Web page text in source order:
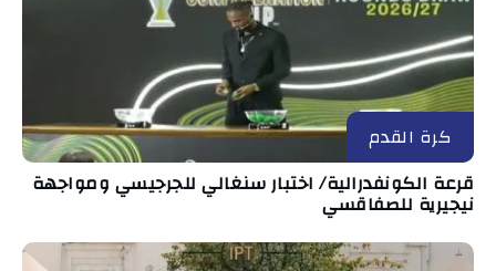
كرة القدم
قرعة الكونفدرالية/ اختبار سنغالي للجرجيسي ومواجهة
نيجيرية للصفاقسي